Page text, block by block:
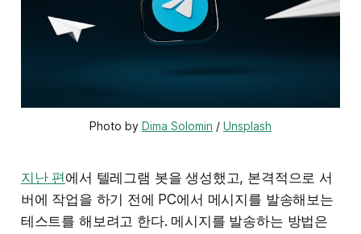
Photo by Dima Solomin / Unsplash
지난 편에서 텔레그램 봇을 생성했고, 본격적으로 서
버에 작업을 하기 전에 PC에서 메시지를 발송해보는
테스트를 해보려고 한다. 메시지를 발송하는 방법은